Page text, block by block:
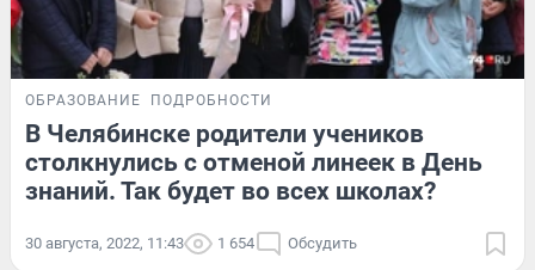
ОБРАЗОВАНИЕ ПОДРОБНОСТИ
В Челябинске родители учеников
столкнулись с отменой линеек в День
знаний. Так будет во всех школах?
30 августа, 2022, 11:43 1 654 Обсудить